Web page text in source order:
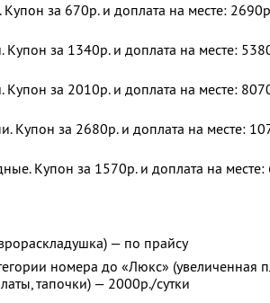
за 670р. и доплата на месте:
за 1340р. и доплата на месте:
за 2010р. и доплата на месте:
Купон за 2680р. и доплата на месте:
Купон за 1570р. и доплата на месте:
— по прайсу
номера до «Люкс» (увеличенная
тапочки) — 2000р./сутки